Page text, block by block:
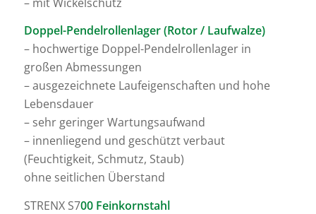
Doppel-Pendelrollenlager (Rotor / Laufwalze)
– hochwertige Doppel-Pendelrollenlager in
großen Abmessungen
– ausgezeichnete Laufeigenschaften und hohe
Lebensdauer
– sehr geringer Wartungsaufwand
– innenliegend und geschützt verbaut
(Feuchtigkeit, Schmutz, Staub)
ohne seitlichen Überstand
STRENX S700 Feinkornstahl